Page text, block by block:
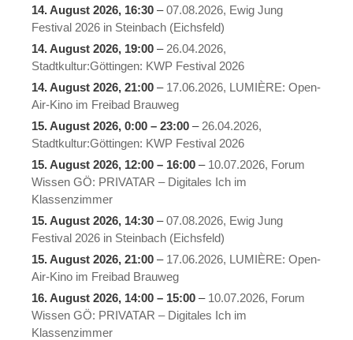
14. August 2026, 16:30 –07.08.2026, Ewig Jung
Festival 2026 in Steinbach (Eichsfeld)
14. August 2026, 19:00 – 26.04.2026,
Stadtkultur:Göttingen: KWP Festival 2026
14. August 2026, 21:00 – 17.06.2026, LUMIÈRE: Open-
Air-Kino im Freibad Brauweg
15. August 2026, 0:00 – 23:00 – 26.04.2026,
Stadtkultur:Göttingen: KWP Festival 2026
15. August 2026, 12:00 – 16:00 – 10.07.2026, Forum
Wissen GÖ: PRIVATAR – Digitales Ich im
Klassenzimmer
15. August 2026, 14:30 –07.08.2026, Ewig Jung
Festival 2026 in Steinbach (Eichsfeld)
15. August 2026, 21:00 – 17.06.2026, LUMIÈRE: Open-
Air-Kino im Freibad Brauweg
16. August 2026, 14:00 – 15:00 – 10.07.2026, Forum
Wissen GÖ: PRIVATAR – Digitales Ich im
Klassenzimmer